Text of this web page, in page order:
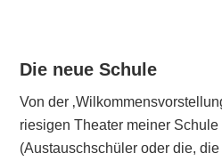
Die neue Schule
Von der
riesigen Theater meiner
(Austauschschüler oder die,